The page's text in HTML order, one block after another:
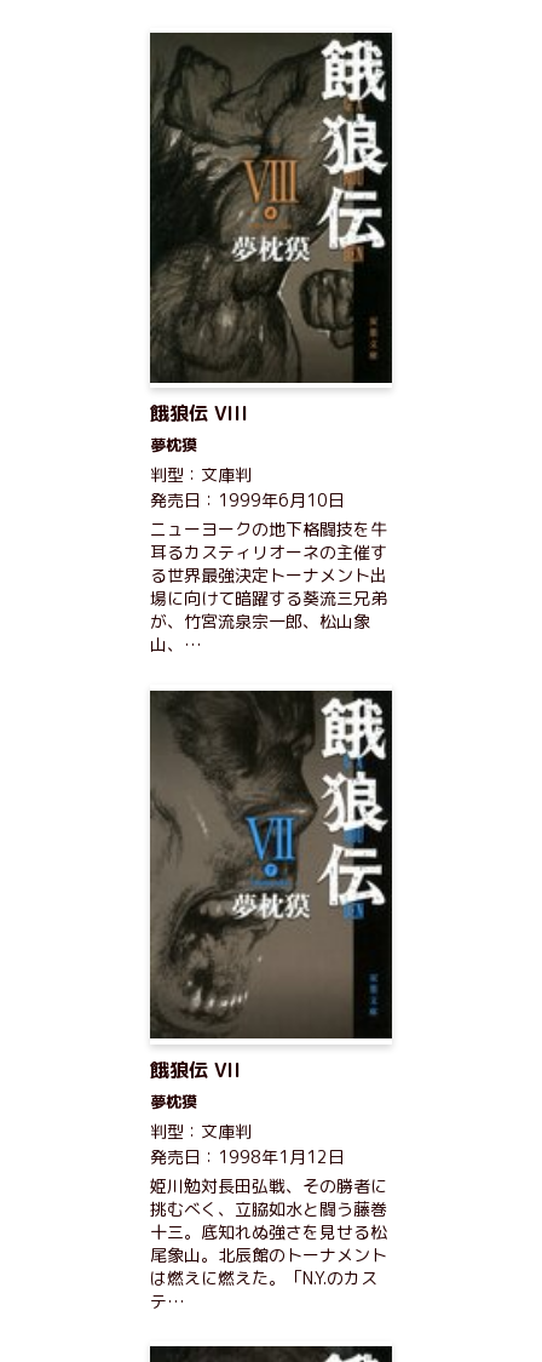
餓狼伝 VIII
夢枕獏
判型：文庫判
発売日：1999年6月10日
ニューヨークの地下格闘技を牛
耳るカスティリオーネの主催す
る世界最強決定トーナメント出
場に向けて暗躍する葵流三兄弟
が、竹宮流泉宗一郎、松山象
山、…
餓狼伝 VII
夢枕獏
判型：文庫判
発売日：1998年1月12日
姫川勉対長田弘戦、その勝者に
挑むべく、立脇如水と闘う藤巻
十三。底知れぬ強さを見せる松
尾象山。北辰館のトーナメント
は燃えに燃えた。「N.Y.のカス
テ…